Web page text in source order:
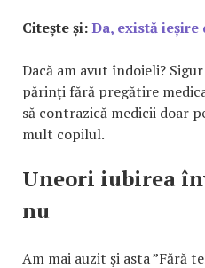
Citește și:Da, există
Dacă am avut îndoieli?
părinţi fără pregătire
să contrazică medicii doar
mult copilul.
Uneori iubirea
nu
Am mai auzit şi asta ”Fără